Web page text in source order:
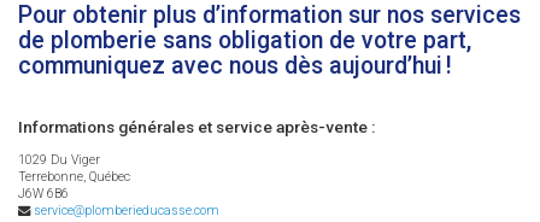
Pour obtenir plus d’information sur nos services
de plomberie sans obligation de votre part,
communiquez avec nous dès aujourd’hui !
Informations générales et service après-vente :
1029 Du Viger
Terrebonne, Québec
J6W 6B6
service@plomberieducasse.com